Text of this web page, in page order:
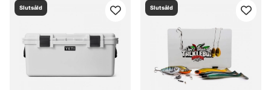
Slutsåld Slutsåld